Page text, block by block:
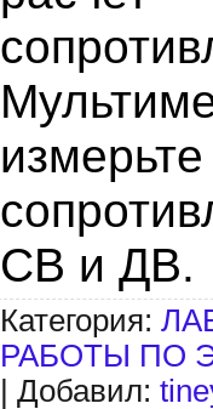
СВ и ДВ.
Категория:
РАБОТЫ ПО
| Добавил: